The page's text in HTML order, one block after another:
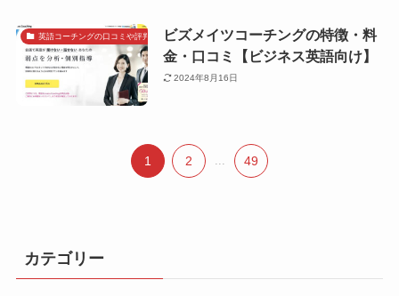
英語コーチングの口コミや評判で探すビズメイツコーチングの特徴・料
金・口コミ【ビジネス英語向け】
2024年8月16日
1 2 49
カテゴリー